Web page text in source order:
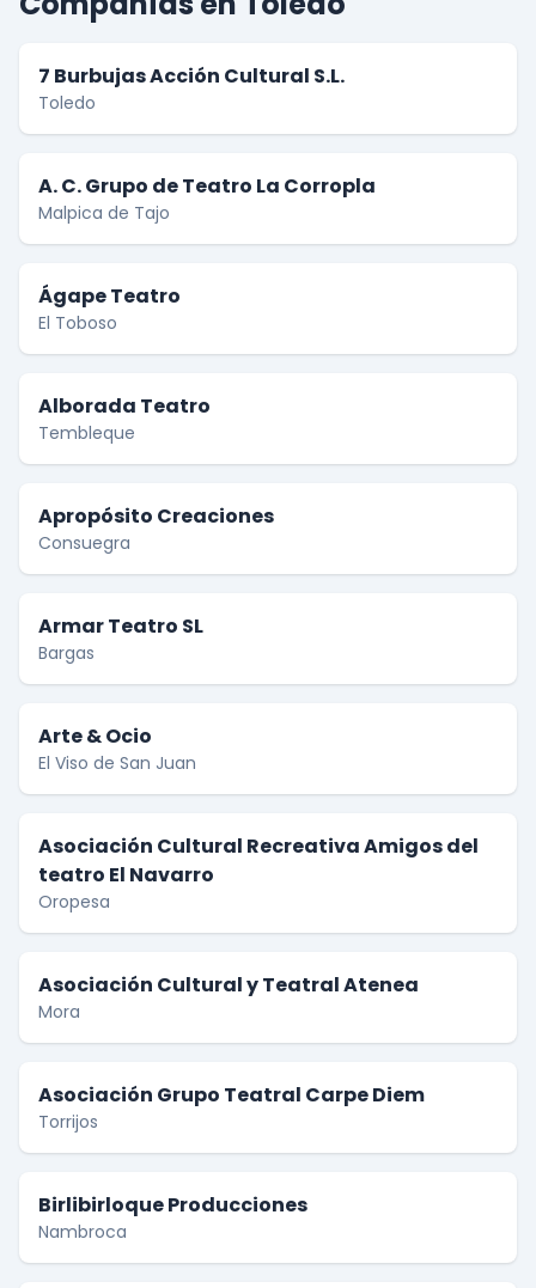
7 Burbujas Acción Cultural S.L.
Toledo
A. C. Grupo de Teatro La Corropla
Malpica de Tajo
Ágape Teatro
El Toboso
Alborada Teatro
Tembleque
Apropósito Creaciones
Consuegra
Armar Teatro SL
Bargas
Arte & Ocio
El Viso de San Juan
Asociación Cultural Recreativa Amigos del
teatro El Navarro
Oropesa
Asociación Cultural y Teatral Atenea
Mora
Asociación Grupo Teatral Carpe Diem
Torrijos
Birlibirloque Producciones
Nambroca